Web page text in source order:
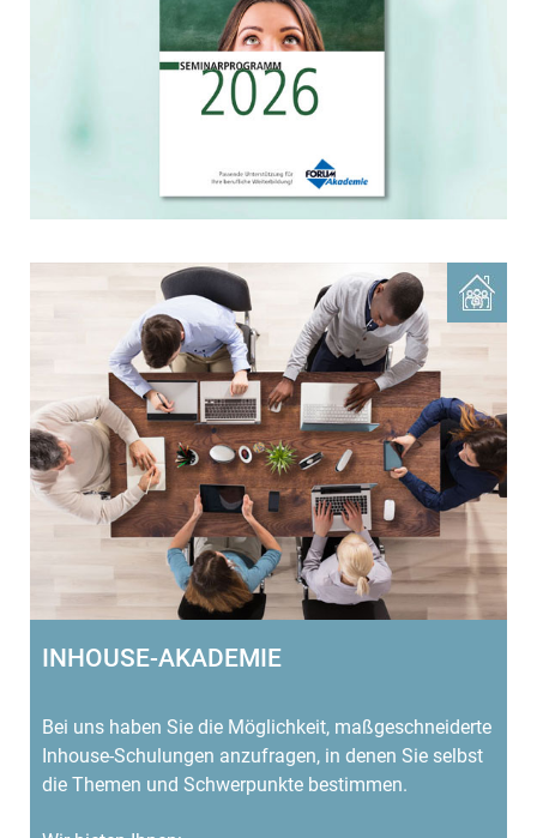
INHOUSE-AKADEMIE
Bei uns haben Sie die Möglichkeit, maßgeschneiderte
Inhouse-Schulungen anzufragen, in denen Sie selbst
die Themen und Schwerpunkte bestimmen.